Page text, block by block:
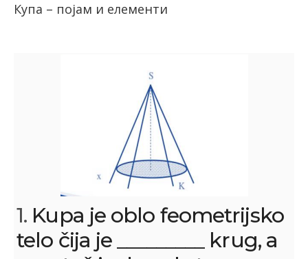
Купа – појам и елементи
1. Kupa je oblo feometrijsko
telo čija je _________ krug, a